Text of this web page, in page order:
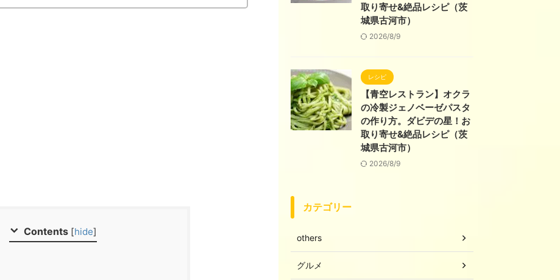
Contents [hide]
取り寄せ&絶品レシピ（茨
城県古河市）
2026/8/9
レシピ
【青空レストラン】オクラ
の冷製ジェノベーゼパスタ
の作り方。ダビデの星！お
取り寄せ&絶品レシピ（茨
城県古河市）
2026/8/9
カテゴリー
others
グルメ